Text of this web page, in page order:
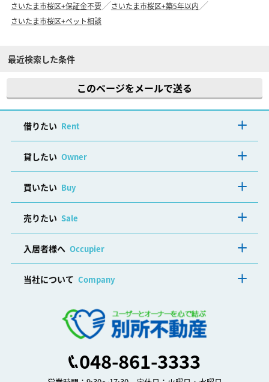
さいたま市桜区+保証金不要
さいたま市桜区+築5年以内
さいたま市桜区+ペット相談
最近検索した条件
このページをメールで送る
借りたい Rent
貸したい Owner
買いたい Buy
売りたい Sale
入居者様へ Occupier
当社について Company
048-861-3333